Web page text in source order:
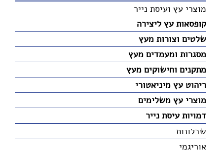
מוצרי עץ ועיסת נייר
קופסאות עץ ליצירה
שלטים וצורות מעץ
מסגרות ומעמדים מעץ
מתקנים וחישוקים מעץ
ריהוט עץ מיניאטורי
מוצרי עץ משלימים
דמויות עיסת נייר
שבלונות
אוריגמי